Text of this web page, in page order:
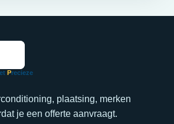
Precieze
plaatsing, merken
je een offerte aanvraagt.